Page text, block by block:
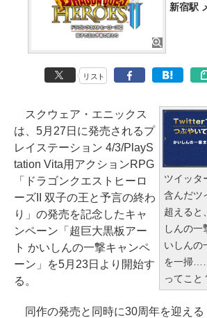
新宿駅
リスト
ツイッタ
含んだツ
超えると
しんの一
いしんの
を一掃
ってこと
スクウェア・エニックス
は、5月27日に発売されるプ
レイステーション 4/3/PlayS
tation Vita用アクションRPG
「ドラゴンクエストヒーロ
ーズII 双子の王と予言の終わ
り」の発売を記念したキャ
ンペーン「超巨大黒板アー
ト かいしんの一撃キャンペ
ーン」を5月23日より開始す
る。
同作の発売と同時に30周年を迎える